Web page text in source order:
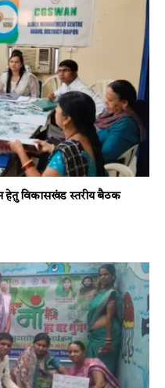
हेतु विकासखंड स्तरीय बैठक